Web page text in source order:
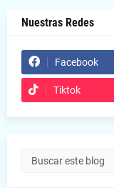
Nuestras Redes
Facebook
Tiktok